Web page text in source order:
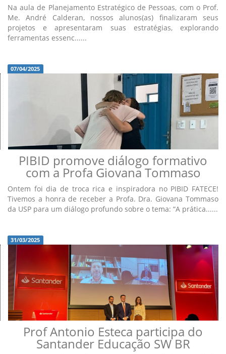
Na aula de Planejamento Estratégico de Pessoas, com o Prof.
Me. André Calderan, nossos alunos(as) finalizaram seus
projetos e apresentaram suas estratégias, explorando
ferramentas essenc......
07/04/2025
PIBID promove diálogo formativo
com a Profa Giovana Tommaso
Ontem foi dia de troca rica e inspiradora no PIBID FATECE!
Tivemos a honra de receber a Profa. Dra. Giovana Tommaso
da USP para um diálogo profundo sobre o tema: “A prática......
31/03/2025
Prof Antonio Esteca participa do
Santander Educação SW BR